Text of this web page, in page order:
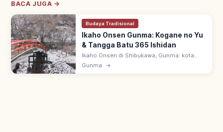
BACA JUGA →
Budaya Tradisional
Ikaho Onsen Gunma: Kogane no Yu
& Tangga Batu 365 Ishidan
Ikaho Onsen di Shibukawa, Gunma: kota
onsen bersejarah, disebut Manyoshu. Dua
Gunma →